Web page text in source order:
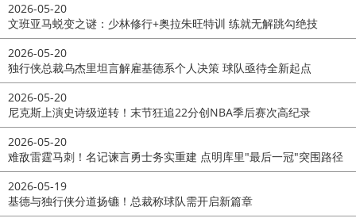
2026-05-20
文班亚马蜕变之谜：少林修行+奥拉朱旺特训 练就无解跳勾绝技
2026-05-20
独行侠总裁乌杰里坦言解雇基德系个人决策 球队亟待全新起点
2026-05-20
尼克斯上演史诗级逆转！末节狂追22分创NBA季后赛次高纪录
2026-05-20
难敌雷霆马刺！名记谏言勇士务实重建 点明库里"最后一冠"突围路径
2026-05-19
基德与独行侠分道扬镳！总裁称球队需开启新篇章